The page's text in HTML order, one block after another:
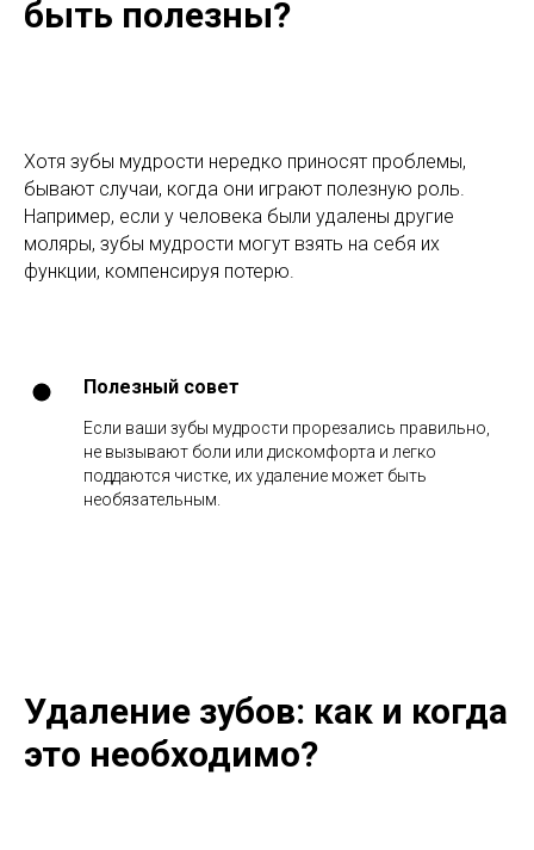
быть полезны?
Хотя зубы мудрости нередко приносят проблемы,
бывают случаи, когда они играют полезную роль.
Например, если у человека были удалены другие
моляры, зубы мудрости могут взять на себя их
функции, компенсируя потерю.
Полезный совет
Если ваши зубы мудрости прорезались правильно,
не вызывают боли или дискомфорта и легко
поддаются чистке, их удаление может быть
необязательным.
Удаление зубов: как и когда
это необходимо?